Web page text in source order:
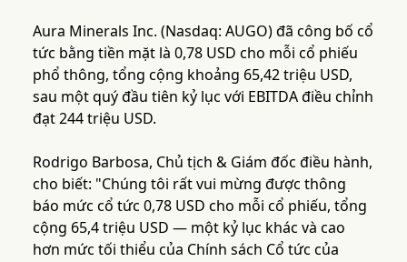
Aura Minerals Inc. (Nasdaq: AUGO) đã công bố cổ
tức bằng tiền mặt là 0,78 USD cho mỗi cổ phiếu
phổ thông, tổng cộng khoảng 65,42 triệu USD,
sau một quý đầu tiên kỷ lục với EBITDA điều chỉnh
đạt 244 triệu USD.
Rodrigo Barbosa, Chủ tịch & Giám đốc điều hành,
cho biết: "Chúng tôi rất vui mừng được thông
báo mức cổ tức 0,78 USD cho mỗi cổ phiếu, tổng
cộng 65,4 triệu USD — một kỷ lục khác và cao
hơn mức tối thiểu của Chính sách Cổ tức của